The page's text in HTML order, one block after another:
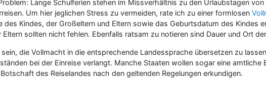
Lange Schulferien stehen im Missverhältnis zu den Urlaubstagen
Um hier jeglichen Stress zu vermeiden, rate ich zu einer formlosen
des Kindes, der Großeltern und Eltern sowie das Geburtsdatum des Kindes
sollten nicht fehlen. Ebenfalls ratsam zu notieren sind Dauer und Ort
die Vollmacht in die entsprechende Landessprache übersetzen zu
bei der Einreise verlangt. Manche Staaten wollen sogar eine
des Reiselandes nach den geltenden Regelungen erkundigen.